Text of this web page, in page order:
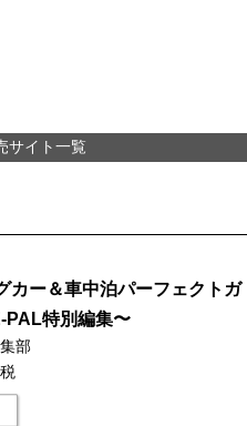
サイト一覧
カー＆車中泊パーフェクトガ
特別編集〜
部